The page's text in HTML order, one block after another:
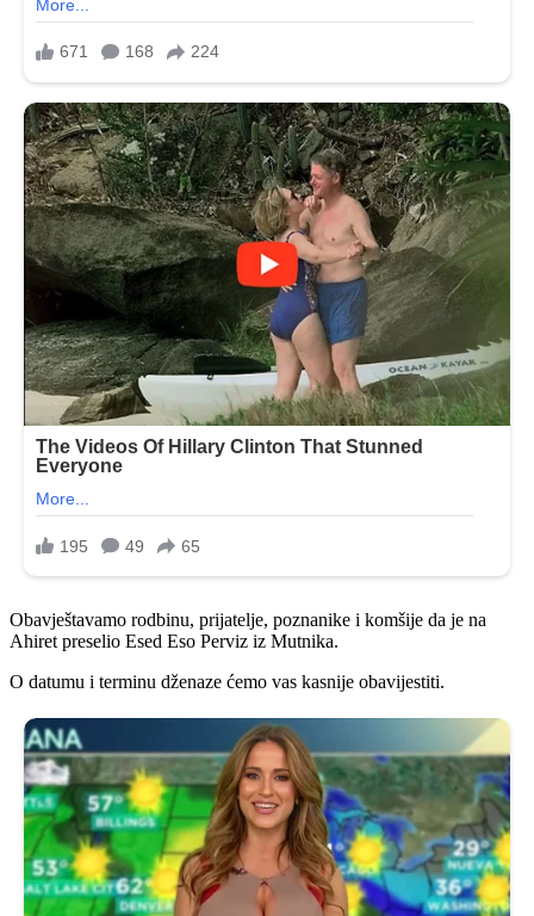
Obavještavamo rodbinu, prijatelje, poznanike i komšije da je na
Ahiret preselio Esed Eso Perviz iz Mutnika.
O datumu i terminu dženaze ćemo vas kasnije obavijestiti.